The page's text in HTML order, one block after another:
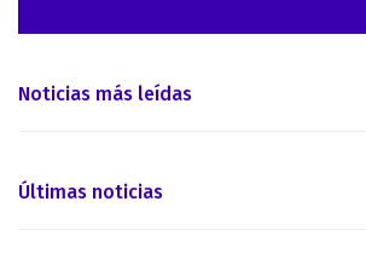
Noticias más leídas
Últimas noticias